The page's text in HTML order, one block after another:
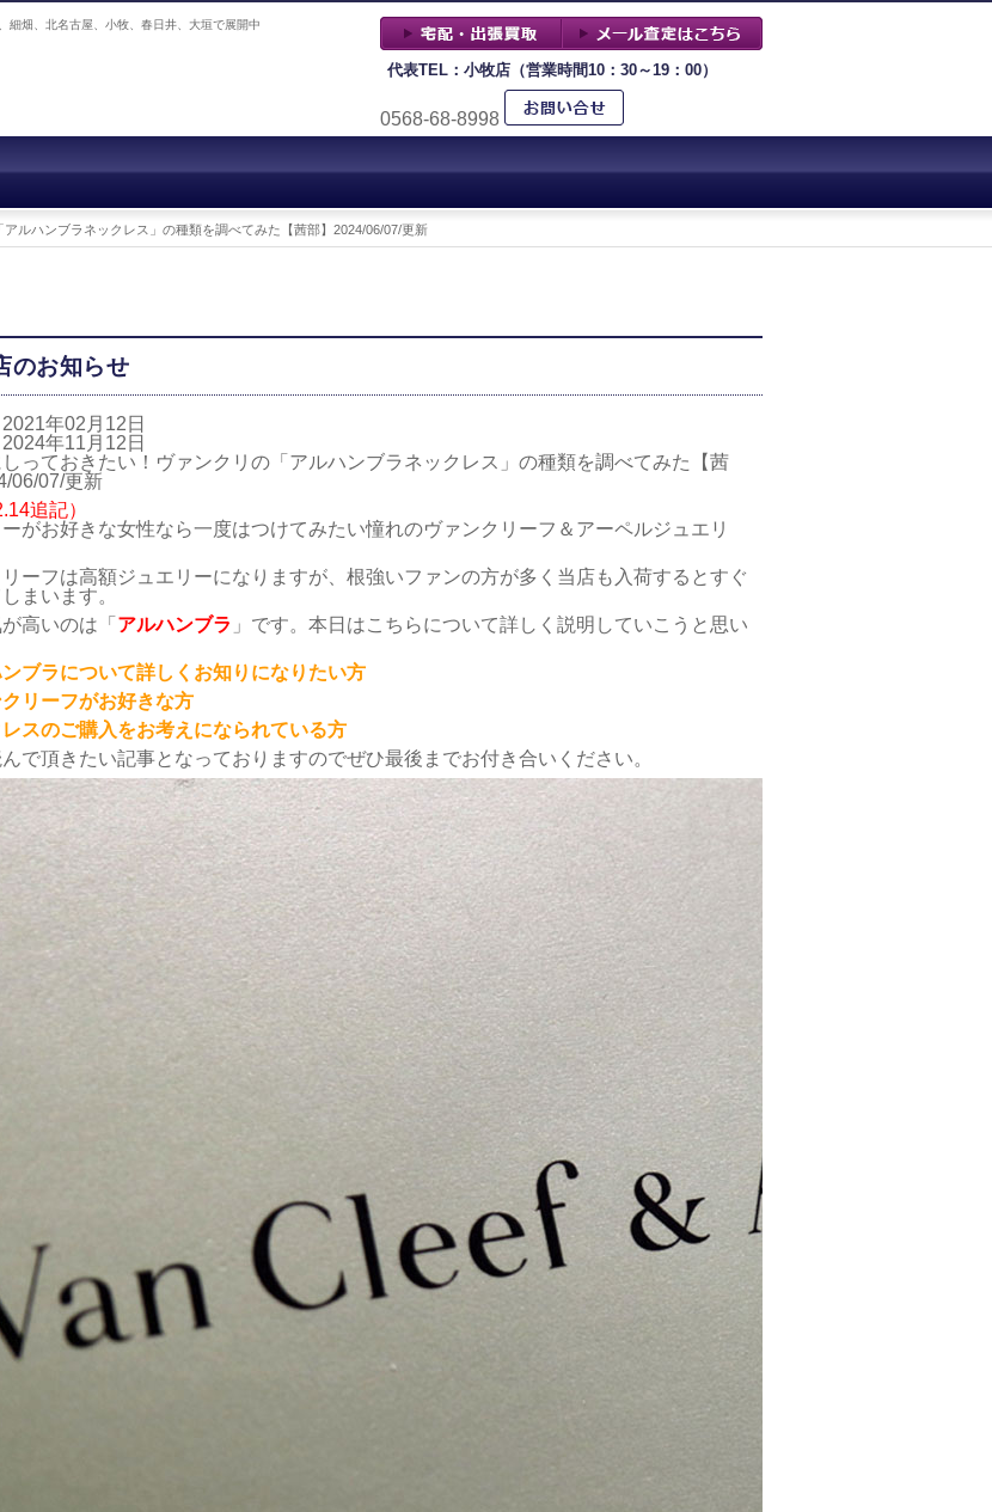
細畑、北名古屋、小牧、春日井、大垣で展開中
代表TEL：小牧店（営業時間10：30～19：00）
0568-68-8998
ルハンブラネックレス」の種類を調べてみた【茜部】2024/06/07/更新
のお知らせ
年02月12日
年11月12日
っておきたい！ヴァンクリの「アルハンブラネックレス」の種類を調べてみた【茜
06/07/更新
追記）
がお好きな女性なら一度はつけてみたい憧れのヴァンクリーフ＆アーペルジュエリ
ーフは高額ジュエリーになりますが、根強いファンの方が多く当店も入荷するとすぐ
まいます。
高いのは「 アルハンブラ 」です。本日はこちらについて詳しく説明していこうと思い
ンブラについて詳しくお知りになりたい方
クリーフがお好きな方
レスのご購入をお考えになられている方
で頂きたい記事となっておりますのでぜひ最後までお付き合いください。